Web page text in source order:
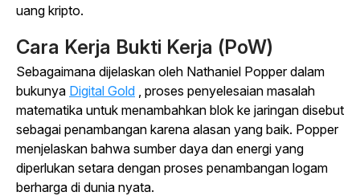
uang kripto.
Cara Kerja Bukti Kerja (PoW)
Sebagaimana dijelaskan oleh Nathaniel Popper dalam
bukunya Digital Gold , proses penyelesaian masalah
matematika untuk menambahkan blok ke jaringan disebut
sebagai penambangan karena alasan yang baik. Popper
menjelaskan bahwa sumber daya dan energi yang
diperlukan setara dengan proses penambangan logam
berharga di dunia nyata.